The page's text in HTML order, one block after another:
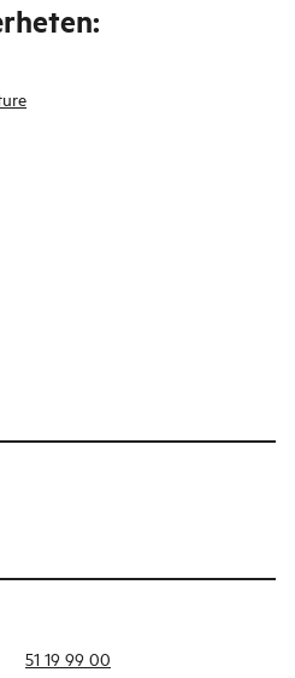
51 19 99 00